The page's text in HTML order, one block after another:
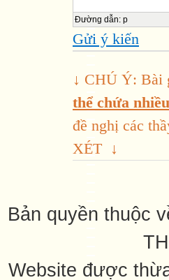
Đường dẫn: p
Gửi ý kiến
↓ CHÚ Ý: Bài
thể chứa
đề nghị các
XÉT ↓
Bản quyền thuộc
Website được